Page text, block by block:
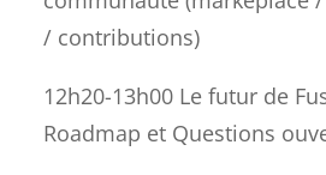
/ contributions)
12h20-13h00 Le futur de
Roadmap et Questions